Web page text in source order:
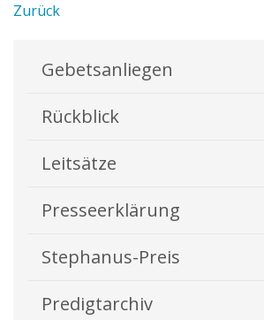
Zurück
Gebetsanliegen
Rückblick
Leitsätze
Presseerklärung
Stephanus-Preis
Predigtarchiv